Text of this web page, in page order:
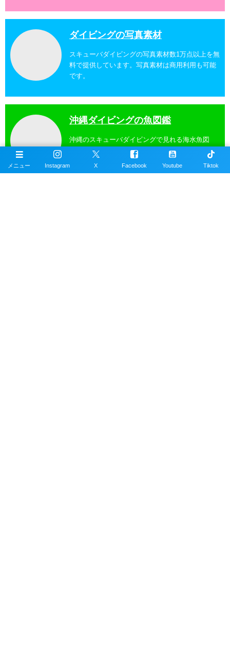
ダイビングの写真素材
スキューバダイビングの写真素材数1万点以上を無
料で提供しています。写真素材は商用利用も可能
です。
沖縄ダイビングの魚図鑑
沖縄のスキューバダイビングで見れる海水魚図
鑑。現在220種以上掲載。沖縄本島、近郊離島で
メニュー Instagram X Facebook Youtube Tiktok